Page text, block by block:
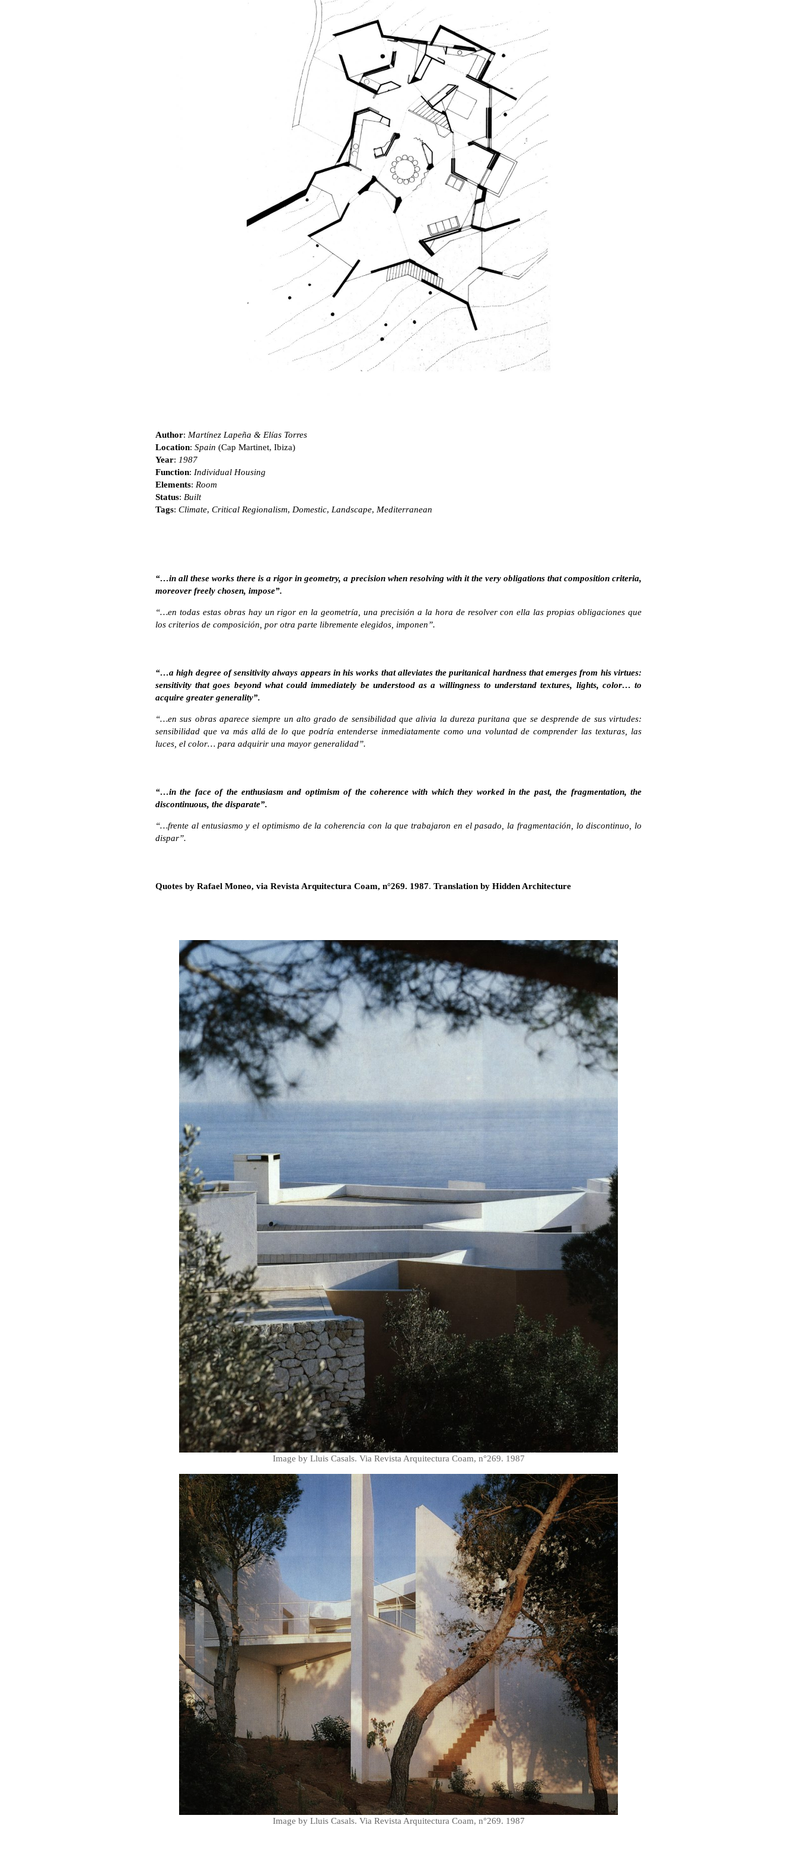
Author: Martínez Lapeña & Elías Torres
Location: Spain (Cap Martinet, Ibiza)
Year: 1987
Function: Individual Housing
Elements: Room
Status: Built
Tags: Climate, Critical Regionalism, Domestic, Landscape, Mediterranean
“…in all these works there is a rigor in geometry, a precision when resolving with it the very obligations that composition criteria,
moreover freely chosen, impose”.
“…en todas estas obras hay un rigor en la geometría, una precisión a la hora de resolver con ella las propias obligaciones que
los criterios de composición, por otra parte libremente elegidos, imponen”.
“…a high degree of sensitivity always appears in his works that alleviates the puritanical hardness that emerges from his virtues:
sensitivity that goes beyond what could immediately be understood as a willingness to understand textures, lights, color… to
acquire greater generality”.
“…en sus obras aparece siempre un alto grado de sensibilidad que alivia la dureza puritana que se desprende de sus virtudes:
sensibilidad que va más allá de lo que podría entenderse inmediatamente como una voluntad de comprender las texturas, las
luces, el color… para adquirir una mayor generalidad”.
“…in the face of the enthusiasm and optimism of the coherence with which they worked in the past, the fragmentation, the
discontinuous, the disparate”.
“…frente al entusiasmo y el optimismo de la coherencia con la que trabajaron en el pasado, la fragmentación, lo discontinuo, lo
dispar”.
Quotes by Rafael Moneo, via Revista Arquitectura Coam, n°269. 1987. Translation by Hidden Architecture
Image by Lluis Casals. Via Revista Arquitectura Coam, n°269. 1987
Image by Lluis Casals. Via Revista Arquitectura Coam, n°269. 1987